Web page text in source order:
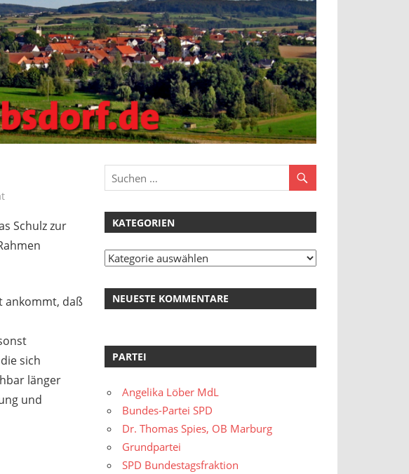
Schulz zur
ankommt, daß
sich
länger
und
KATEGORIEN
Kategorien
NEUESTE KOMMENTARE
PARTEI
Angelika Löber MdL
Bundes-Partei SPD
Dr. Thomas Spies, OB Marburg
Grundpartei
SPD Bundestagsfraktion